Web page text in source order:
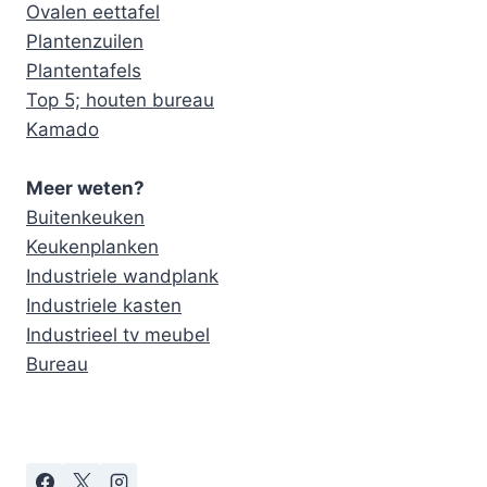
Ovalen eettafel
Plantenzuilen
Plantentafels
Top 5; houten bureau
Kamado
Meer weten?
Buitenkeuken
Keukenplanken
Industriele wandplank
Industriele kasten
Industrieel tv meubel
Bureau